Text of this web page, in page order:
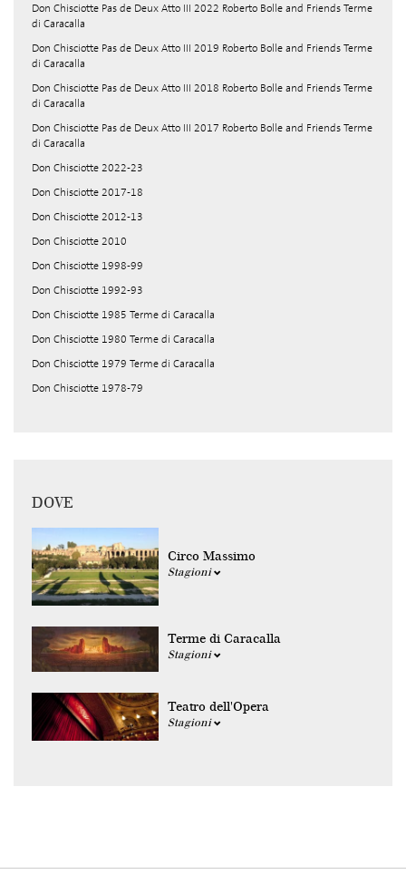
Don Chisciotte Pas de Deux Atto III 2022 Roberto Bolle and Friends Terme
di Caracalla
Don Chisciotte Pas de Deux Atto III 2019 Roberto Bolle and Friends Terme
di Caracalla
Don Chisciotte Pas de Deux Atto III 2018 Roberto Bolle and Friends Terme
di Caracalla
Don Chisciotte Pas de Deux Atto III 2017 Roberto Bolle and Friends Terme
di Caracalla
Don Chisciotte 2022-23
Don Chisciotte 2017-18
Don Chisciotte 2012-13
Don Chisciotte 2010
Don Chisciotte 1998-99
Don Chisciotte 1992-93
Don Chisciotte 1985 Terme di Caracalla
Don Chisciotte 1980 Terme di Caracalla
Don Chisciotte 1979 Terme di Caracalla
Don Chisciotte 1978-79
DOVE
Circo Massimo
Stagioni
Terme di Caracalla
Stagioni
Teatro dell'Opera
Stagioni